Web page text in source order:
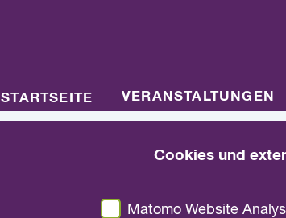
STARTSEITE VERANSTALTUNGEN
23. Januar 2023Cookies und
Matomo Website